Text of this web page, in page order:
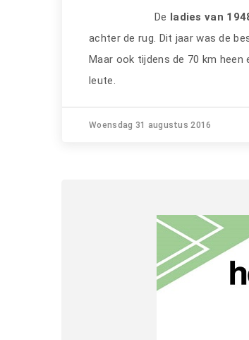
De ladies van
achter de rug. Dit jaar was de
Maar ook tijdens de 70 km
leute.
Woensdag 31 augustus 2016